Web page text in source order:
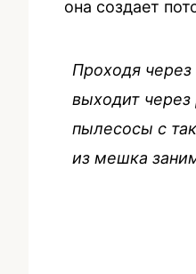
она создает
Проходя
выходит
пылесосы с
из мешка